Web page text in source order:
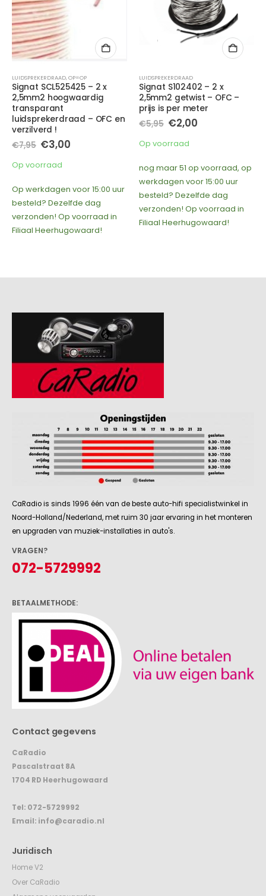
LUIDSPREKERDRAAD,OP=OP
Signat SCL525425 – 2 x
2,5mm2 hoogwaardig
transparant
luidsprekerdraad – OFC en
verzilverd !
€7,95 Oorspronkelijke
prijs
was:
€7,95.
€3,00Huidige
Op voorraad
Op werkdagen voor 15:00 uur
besteld? Dezelfde dag
verzonden! Op voorraad in
Filiaal Heerhugowaard!
LUIDSPREKERDRAAD
Signat S102402 – 2 x
2,5mm2 getwist – OFC –
prijs is per meter
€5,95 Oorspronkelijke
prijs
was:
€5,95.
€2,00Huidige
Op voorraad
nog maar 51 op voorraad, op
werkdagen voor 15:00 uur
besteld? Dezelfde dag
verzonden! Op voorraad in
Filiaal Heerhugowaard!
CaRadio is sinds 1996 één van de beste auto-hifi specialistwinkel in
Noord-Holland/Nederland, met ruim 30 jaar ervaring in het monteren
en upgraden van muziek-installaties in auto's.
VRAGEN?
072-5729992
BETAALMETHODE:
Contact gegevens
CaRadio
Pascalstraat 8A
1704 RD Heerhugowaard
Tel: 072-5729992
Email: info@caradio.nl
Juridisch
Home V2
Over CaRadio